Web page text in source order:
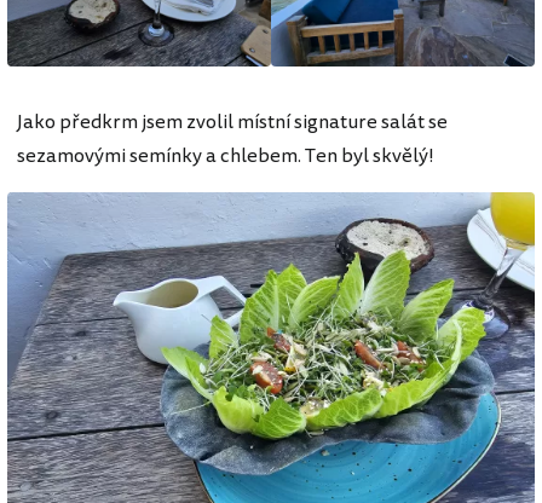
Jako předkrm jsem zvolil místní signature salát se
sezamovými semínky a chlebem. Ten byl skvělý!